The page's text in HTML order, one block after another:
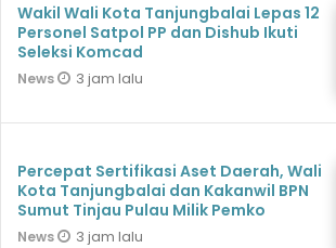
Wakil Wali Kota Tanjungbalai Lepas 12
Personel Satpol PP dan Dishub Ikuti
Seleksi Komcad
News 3 jam lalu
Percepat Sertifikasi Aset Daerah, Wali
Kota Tanjungbalai dan Kakanwil BPN
Sumut Tinjau Pulau Milik Pemko
News 3 jam lalu